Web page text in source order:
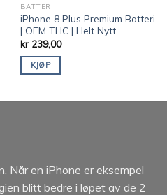
BATTERI
iPhone 8 Plus Premium Batteri
| OEM TI IC | Helt Nytt
kr239,00
KJØP
Når en iPhone er eksempel
blitt bedre i løpet av de 2